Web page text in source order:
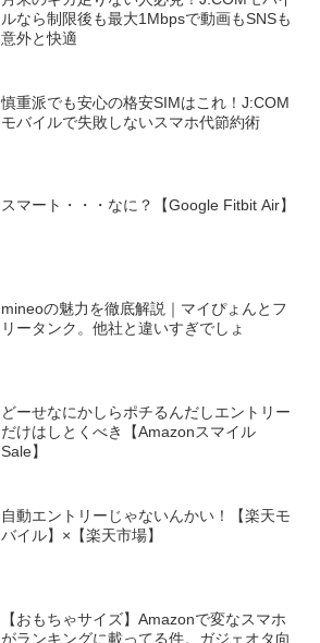
ルなら制限後も最大1Mbpsで動画もSNSも
意外と快適
慎重派でも安心の格安SIMはこれ！J:COM
モバイルで失敗しないスマホ代節約術
スマート・・・なに？【Google Fitbit Air】
mineoの魅力を徹底解説｜マイぴょんとフ
リータンク。他社と違いすぎでしょ
どーせなにかしらポチるんだしエントリー
だけはしとくべき【Amazonスマイル
Sale】
自動エントリーじゃないんかい！【楽天モ
バイル】×【楽天市場】
【おもちゃサイズ】Amazonで変なスマホ
がランキングに載ってる件。ガジェオタ向